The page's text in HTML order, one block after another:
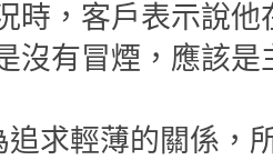
時，客戶表示說
沒有冒煙，應該
求輕薄的關係，